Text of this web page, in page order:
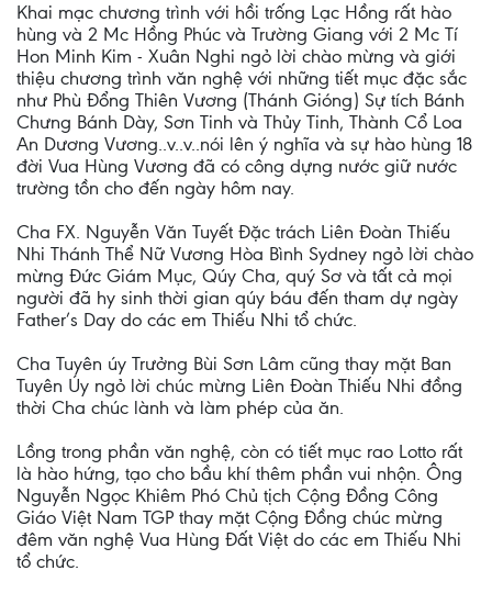
Khai mạc chương trình với hồi trống Lạc Hồng rất hào
hùng và 2 Mc Hồng Phúc và Trường Giang với 2 Mc Tí
Hon Minh Kim - Xuân Nghi ngỏ lời chào mừng và giới
thiệu chương trình văn nghệ với những tiết mục đặc sắc
như Phù Đổng Thiên Vương (Thánh Gióng) Sự tích Bánh
Chưng Bánh Dày, Sơn Tinh và Thủy Tinh, Thành Cổ Loa
An Dương Vương..v..v..nói lên ý nghĩa và sự hào hùng 18
đời Vua Hùng Vương đã có công dựng nước giữ nước
trường tồn cho đến ngày hôm nay.
Cha FX. Nguyễn Văn Tuyết Đặc trách Liên Đoàn Thiếu
Nhi Thánh Thể Nữ Vương Hòa Bình Sydney ngỏ lời chào
mừng Đức Giám Mục, Qúy Cha, quý Sơ và tất cả mọi
người đã hy sinh thời gian qúy báu đến tham dự ngày
Father’s Day do các em Thiếu Nhi tổ chức.
Cha Tuyên úy Trưởng Bùi Sơn Lâm cũng thay mặt Ban
Tuyên Úy ngỏ lời chúc mừng Liên Đoàn Thiếu Nhi đồng
thời Cha chúc lành và làm phép của ăn.
Lồng trong phần văn nghệ, còn có tiết mục rao Lotto rất
là hào hứng, tạo cho bầu khí thêm phần vui nhộn. Ông
Nguyễn Ngọc Khiêm Phó Chủ tịch Cộng Đồng Công
Giáo Việt Nam TGP thay mặt Cộng Đồng chúc mừng
đêm văn nghệ Vua Hùng Đất Việt do các em Thiếu Nhi
tổ chức.